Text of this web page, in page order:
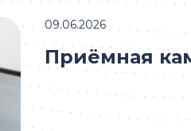
Приёмная
09.06.2026